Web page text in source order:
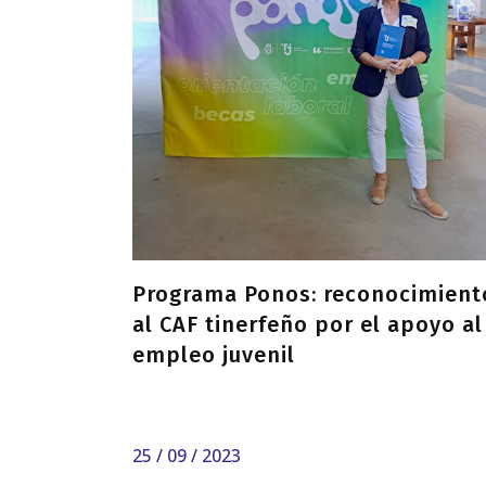
Programa Ponos:
al CAF tinerfeño por el apoyo al
empleo juvenil
25 / 09 / 2023